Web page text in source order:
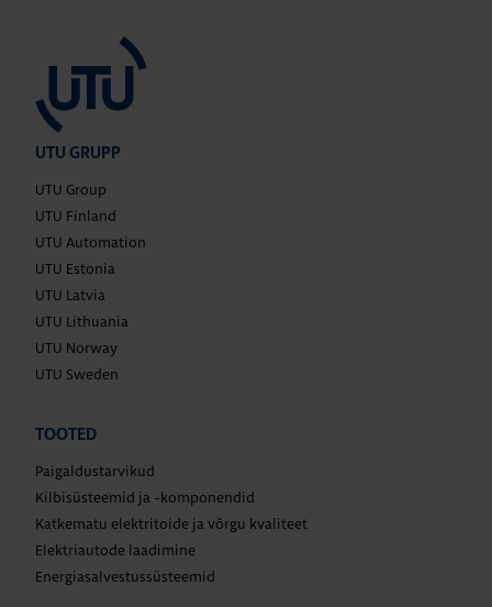
UTU GRUPP
UTU Group
UTU Finland
UTU Automation
UTU Estonia
UTU Latvia
UTU Lithuania
UTU Norway
UTU Sweden
TOOTED
Paigaldustarvikud
Kilbisüsteemid ja -komponendid
Katkematu elektritoide ja võrgu kvaliteet
Elektriautode laadimine
Energiasalvestussüsteemid